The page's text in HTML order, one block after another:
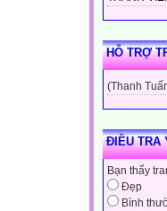
HỖ TRỢ
(Thanh
ĐIỀU TRA
Bạn thấy
Đẹp
Bình